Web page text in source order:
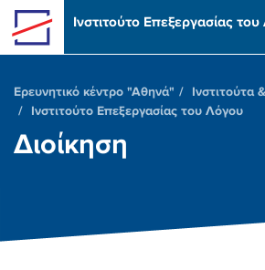
Skip to main content
Ινστιτούτο Επεξεργασίας
Ερευνητικό κέντρο "Αθηνά"
Ινστιτούτα
Ινστιτούτο Επεξεργασίας του Λόγου
Διοίκηση